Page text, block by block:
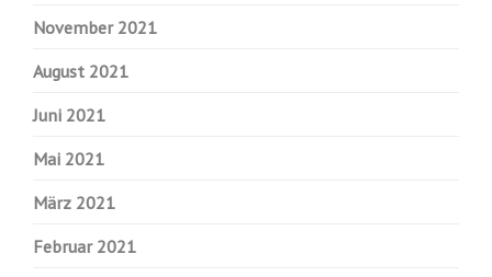
November 2021
August 2021
Juni 2021
Mai 2021
März 2021
Februar 2021